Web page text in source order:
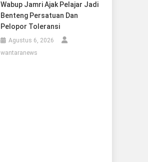
Wabup Jamri Ajak Pelajar Jadi
Benteng Persatuan Dan
Pelopor Toleransi
Agustus 6, 2026
wantaranews